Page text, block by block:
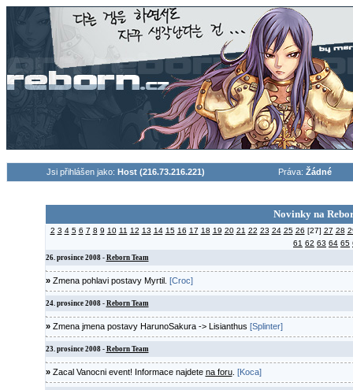
Jsi přihlášen jako: Host (216.73.216.221) Práva: Žádné
Novinky na Rebornu
2 3 4 5 6 7 8 9 10 11 12 13 14 15 16 17 18 19 20 21 22 23 24 25 26 [27] 27 28
61 62 63 64 65
26. prosince 2008 - Reborn Team
»Zmena pohlavi postavy Myrtil. [Croc]
24. prosince 2008 - Reborn Team
»Zmena jmena postavy HarunoSakura -> Lisianthus [Splinter]
23. prosince 2008 - Reborn Team
»Zacal Vanocni event! Informace najdete na foru. [Koca]